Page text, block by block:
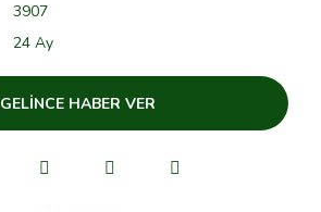
3907
24 Ay
GELİNCE HABER VER